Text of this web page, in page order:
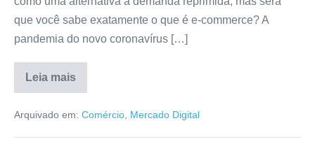
que você sabe exatamente o que é e-commerce? A
pandemia do novo coronavírus […]
Leia mais
Arquivado em: Comércio, Mercado Digital